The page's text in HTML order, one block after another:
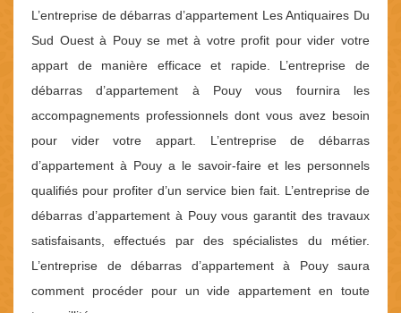
L’entreprise de débarras d’appartement Les Antiquaires Du
Sud Ouest à Pouy se met à votre profit pour vider votre
appart de manière efficace et rapide. L’entreprise de
débarras d’appartement à Pouy vous fournira les
accompagnements professionnels dont vous avez besoin
pour vider votre appart. L’entreprise de débarras
d’appartement à Pouy a le savoir-faire et les personnels
qualifiés pour profiter d’un service bien fait. L’entreprise de
débarras d’appartement à Pouy vous garantit des travaux
satisfaisants, effectués par des spécialistes du métier.
L’entreprise de débarras d’appartement à Pouy saura
comment procéder pour un vide appartement en toute